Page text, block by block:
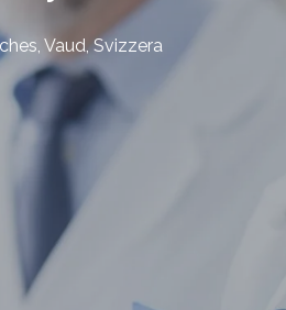
, Vaud, Svizzera